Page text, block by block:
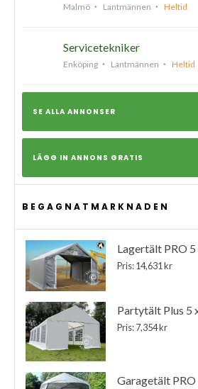
Malmö Lantmännen Heltid
Servicetekniker
Enköping Lantmännen Heltid
SE ALLA ANNONSER
LÄGG IN ANNONS GRATIS
BEGAGNATMARKNADEN
Lagertält PRO 5
Pris: 14,631 kr
Partytält Plus 5
Pris: 7,354 kr
Garagetält PRO